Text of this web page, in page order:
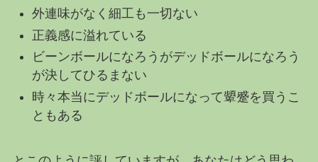
外連味がなく細工も一切ない
正義感に溢れている
ビーンボールになろうがデッドボールになろう
が決してひるまない
時々本当にデッドボールになって顰蹙を買うこ
ともある